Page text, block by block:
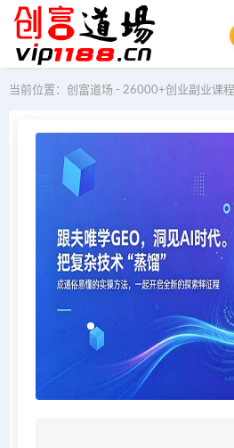
当前位置： 创富道场 - 26000+创业副业课程资源免